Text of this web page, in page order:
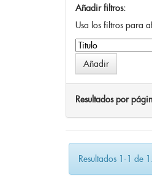
Añadir filtros:
Usa los filtros para
Resultados por
Resultados 1-1 de 1.